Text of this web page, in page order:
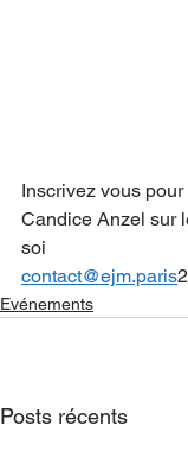
Inscrivez vous
Candice Anzel sur
soi
contact@ejm.paris
Evénements
Posts récents